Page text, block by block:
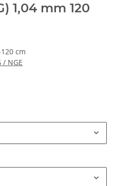
1,04 mm 120
cm
NGE